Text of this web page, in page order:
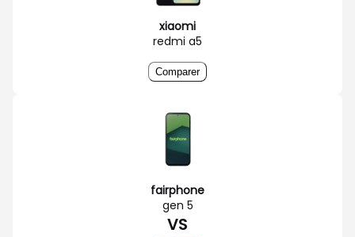
xiaomi
redmi a5
Comparer
fairphone
gen 5
VS